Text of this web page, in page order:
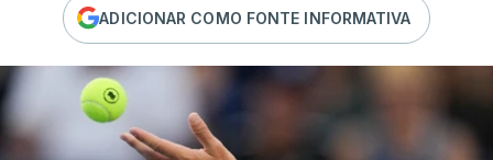
ADICIONAR COMO FONTE INFORMATIVA